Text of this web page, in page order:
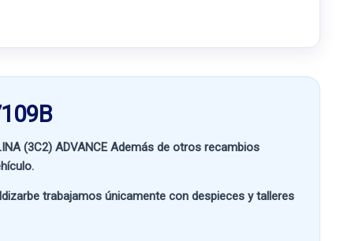
(3C2) ADVANCE Además de otros recambios
trabajamos únicamente con despieces y talleres